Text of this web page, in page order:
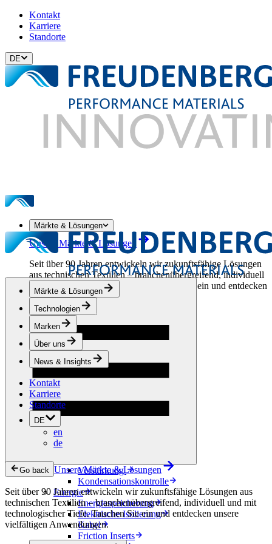
Kontakt
Karriere
Standorte
DE
Märkte & Lösungen
Unsere Märkte & Lösungen
Seit über 90 Jahren entwickeln wir zukunftsfähige Lösungen
aus technischen Textilien – branchenübergreifend, individuell
und mit technologischer Tiefe. Tauchen Sie ein und entdecken
unsere vielfältigen Anwendungen.
Bekleidung & Schuhe
Mode
Sportbekleidung
Schuhe
Hobbyschneiderei
Bauwesen
Entwässerung
Verstärkung
Kondensationskontrolle
Energie
Energiespeicherung
Elektrische Isolierung
Kabel
Friction Inserts
Märkte & Lösungen
Technologien
Marken
Über uns
News & Insights
Kontakt
Karriere
Standorte
DE
en
de
Go back Unsere Märkte & Lösungen
Seit über 90 Jahren entwickeln wir zukunftsfähige Lösungen aus
technischen Textilien – branchenübergreifend, individuell und mit
technologischer Tiefe. Tauchen Sie ein und entdecken unsere
vielfältigen Anwendungen.